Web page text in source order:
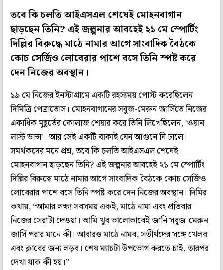
তবে কি চলতি আইএসএল শেষেই মোহনবাগান
ছাড়ছেন তিনি? এই জল্পনার আবহেই ২১ মে স্পোর্টিং
দিল্লির বিরুদ্ধে মাঠে নামার আগে সাংবাদিক বৈঠকে
কোচ সের্জিও লোবেরার পাশে বসে তিনি স্পষ্ট করে
দেন নিজের অবস্থান।
১৯ মে নিজের ইনস্টাগ্রামে একটি রহস্যময় পোস্ট করেছিলেন
দিমিত্রি পেত্রাতোস। মোহনবাগানের সবুজ-মেরুন জার্সিতে নিজের
একাধিক মুহূর্তের কোলাজ শেয়ার করে তিনি লিখেছিলেন, 'ওয়ান
লাস্ট ডান্স'। আর সেই একটি বাক্যই যেন আগুনে ঘি ঢালে।
সমর্থকদের মনে প্রশ্ন, তবে কি চলতি আইএসএল শেষেই
মোহনবাগান ছাড়ছেন তিনি? এই জল্পনার আবহেই ২১ মে স্পোর্টিং
দিল্লির বিরুদ্ধে মাঠে নামার আগে সাংবাদিক বৈঠকে কোচ সের্জিও
লোবেরার পাশে বসে তিনি স্পষ্ট করে দেন নিজের অবস্থান। দিমির
কথায়, “আমার লক্ষ্য সবসময় একই, মাঠে নামা এবং প্রতিবার
নিজের সেরাটা দেওয়া। আমি খুব ভালোভাবেই জানি সবুজ-মেরুন
জার্সি পরার মানে কী। আবারও মাঠে নামব, সতীর্থদের সঙ্গে খেলব
এবং ক্লাবের জন্য লড়ব। শেষ ম্যাচটা উপভোগ করতে চাই, তারপর
দেখা যাক কী হয়।”